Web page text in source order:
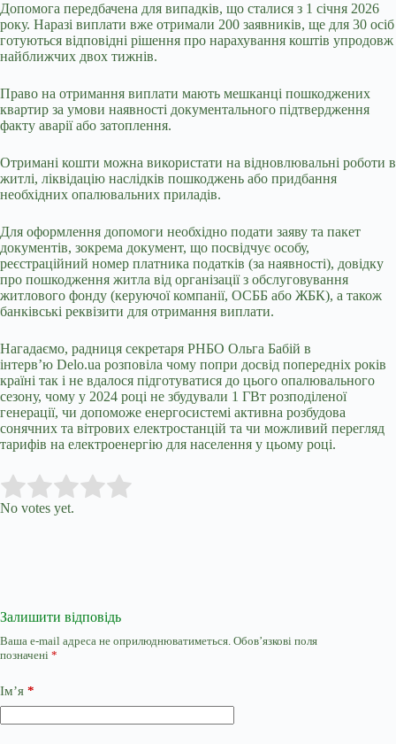
Допомога передбачена для випадків, що сталися з 1 січня 2026
року. Наразі виплати вже отримали 200 заявників, ще для 30 осіб
готуються відповідні рішення про нарахування коштів упродовж
найближчих двох тижнів.
Право на отримання виплати мають мешканці пошкоджених
квартир за умови наявності документального підтвердження
факту аварії або затоплення.
Отримані кошти можна використати на відновлювальні роботи в
житлі, ліквідацію наслідків пошкоджень або придбання
необхідних опалювальних приладів.
Для оформлення допомоги необхідно подати заяву та пакет
документів, зокрема документ, що посвідчує особу,
реєстраційний номер платника податків (за наявності), довідку
про пошкодження житла від організації з обслуговування
житлового фонду (керуючої компанії, ОСББ або ЖБК), а також
банківські реквізити для отримання виплати.
Нагадаємо, радниця секретаря РНБО Ольга Бабій в
інтерв’ю Delo.ua розповіла чому попри досвід попередніх років
країні так і не вдалося підготуватися до цього опалювального
сезону, чому у 2024 році не збудували 1 ГВт розподіленої
генерації, чи допоможе енергосистемі активна розбудова
сонячних та вітрових електростанцій та чи можливий перегляд
тарифів на електроенергію для населення у цьому році.
Rate this item:
No votes yet.
Залишити відповідь
Ваша e-mail адреса не оприлюднюватиметься. Обов’язкові поля
позначені *
Ім’я *